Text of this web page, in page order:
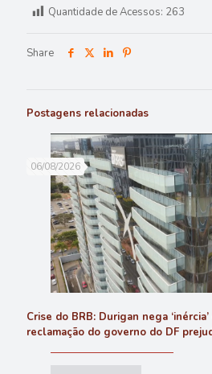
Quantidade de Acessos: 263
Share
Postagens relacionadas
06/08/2026
Crise do BRB: Durigan nega
reclamação do governo do DF